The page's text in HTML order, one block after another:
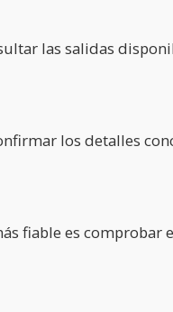
las salidas
los detalles
fiable es comprobar